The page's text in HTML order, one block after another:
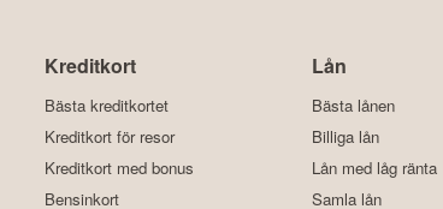
Kreditkort
Bästa kreditkortet
Kreditkort för resor
Kreditkort med bonus
Bensinkort
Lån
Bästa lånen
Billiga lån
Lån med låg ränta
Samla lån